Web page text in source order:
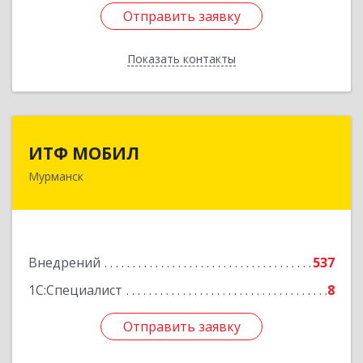
Отправить заявку
Показать контакты
Отправить заявку
Назад
ИТФ МОБИЛ
Мурманск
Внедрений
537
1С:Специалист
8
Отправить заявку
183038, Мурманская обл, Мурманск г, Терский
Отправить заявку